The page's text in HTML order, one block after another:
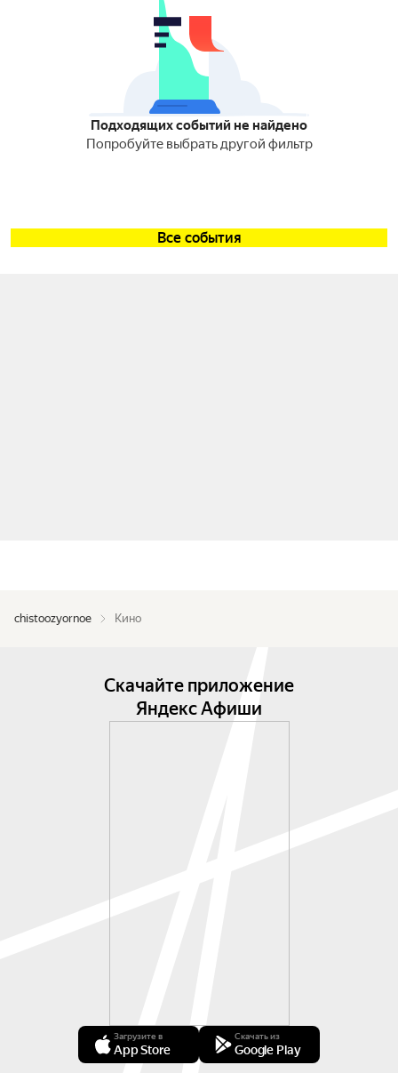
Подходящих событий не найдено
Попробуйте выбрать другой фильтр
Все события
chistoozyornoe Кино
Скачайте приложение
Яндекс Афиши
Загрузите в
App Store
Скачать из
Google Play